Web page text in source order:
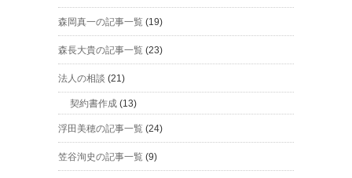
森岡真一の記事一覧 (19)
森長大貴の記事一覧 (23)
法人の相談 (21)
契約書作成 (13)
浮田美穂の記事一覧 (24)
笠谷洵史の記事一覧 (9)